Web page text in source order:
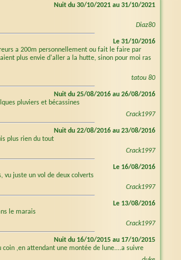
Nuit du 30/10/2021 au 31/10/2021
Diaz80
Le 31/10/2016
a 200m personnellement ou fait le faire par
plus envie d'aller a la hutte, sinon pour moi ras
tatou 80
Nuit du 25/08/2016 au 26/08/2016
pluviers et bécassines
Crack1997
Nuit du 22/08/2016 au 23/08/2016
plus rien du tout
Crack1997
Le 16/08/2016
vu juste un vol de deux colverts
Crack1997
Le 13/08/2016
le marais
Crack1997
Nuit du 16/10/2015 au 17/10/2015
coin ,en attendant une montée de lune....a suivre